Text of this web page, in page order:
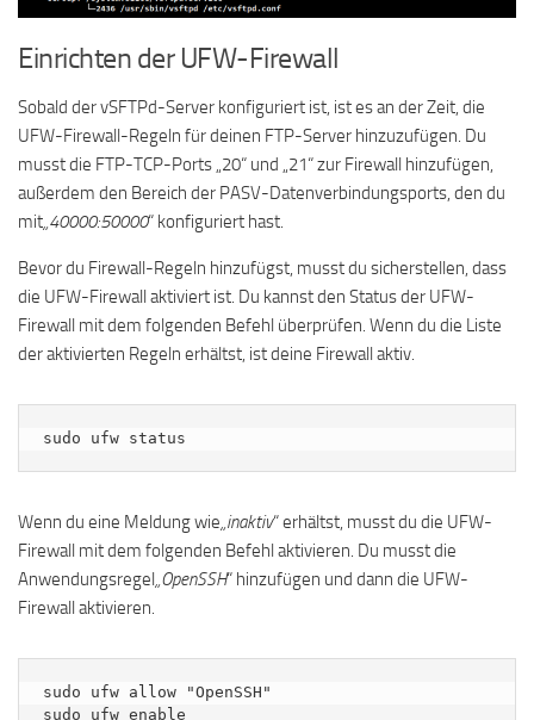
Einrichten der UFW-Firewall
Sobald der vSFTPd-Server konfiguriert ist, ist es an der Zeit, die
UFW-Firewall-Regeln für deinen FTP-Server hinzuzufügen. Du
musst die FTP-TCP-Ports „20“ und „21“ zur Firewall hinzufügen,
außerdem den Bereich der PASV-Datenverbindungsports, den du
mit„40000:50000“ konfiguriert hast.
Bevor du Firewall-Regeln hinzufügst, musst du sicherstellen, dass
die UFW-Firewall aktiviert ist. Du kannst den Status der UFW-
Firewall mit dem folgenden Befehl überprüfen. Wenn du die Liste
der aktivierten Regeln erhältst, ist deine Firewall aktiv.
sudo ufw status
Wenn du eine Meldung wie„inaktiv“ erhältst, musst du die UFW-
Firewall mit dem folgenden Befehl aktivieren. Du musst die
Anwendungsregel„OpenSSH“ hinzufügen und dann die UFW-
Firewall aktivieren.
sudo ufw allow "OpenSSH"
sudo ufw enable